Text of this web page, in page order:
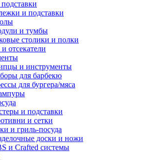
и подставки
и тумбы
столики и полки
отсекатели
и инструменты
для барбекю
для бургера/мяса
и подставки
и сетки
и гриль-посуда
доски и ножи
и Crafted системы